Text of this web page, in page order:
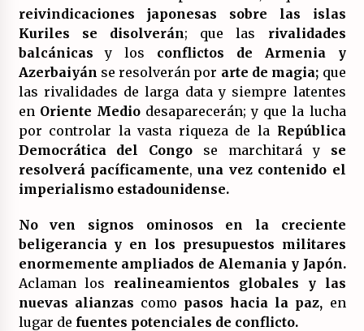
reivindicaciones japonesas sobre las islas
Kuriles se disolverán; que las rivalidades
balcánicasy los conflictos de Armenia y
Azerbaiyán se resolverán por arte de magia; que
las rivalidades de larga data y siempre latentes
en Oriente Mediodesaparecerán; y que la lucha
por controlar la vasta riqueza de la República
Democrática del Congo se marchitará y se
resolverá pacíficamente,una vez contenido el
imperialismo estadounidense.
No ven signos ominosos en la creciente
beligerancia y en los presupuestos militares
enormemente ampliados de Alemania y Japón.
Aclaman los realineamientos globales y las
nuevas alianzas como pasos hacia la paz, en
lugar de fuentes potenciales de conflicto.